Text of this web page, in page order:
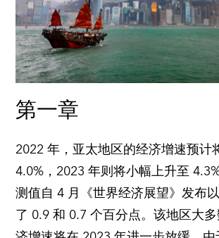
第一章
2022 年，亚太地区的经济增速预计
4.0%，2023 年则将小幅上升至
测值自 4 月《世界经济展望》发布
了 0.9 和 0.7 个百分点。该地区大